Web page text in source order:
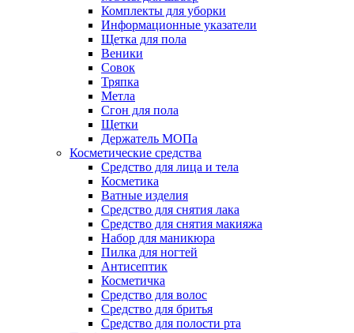
Комплекты для уборки
Информационные указатели
Щетка для пола
Веники
Совок
Тряпка
Метла
Сгон для пола
Щетки
Держатель МОПа
Косметические средства
Средство для лица и тела
Косметика
Ватные изделия
Средство для снятия лака
Средство для снятия макияжа
Набор для маникюра
Пилка для ногтей
Антисептик
Косметичка
Средство для волос
Средство для бритья
Средство для полости рта